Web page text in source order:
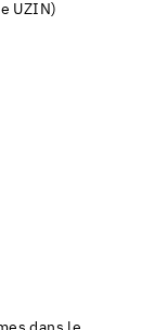
UZIN)